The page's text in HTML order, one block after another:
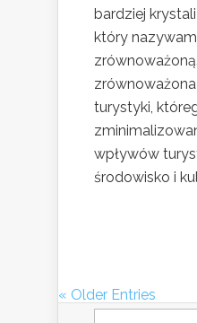
bardziej
który
turystyki,
wpływów
środowisko i
« Older Entries
Szukaj: